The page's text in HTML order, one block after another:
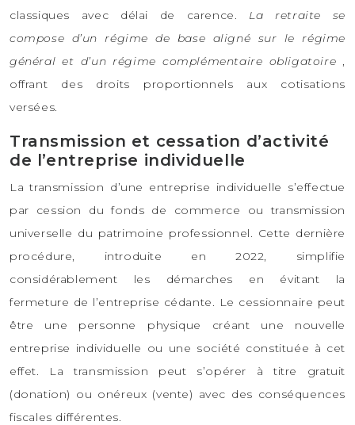
classiques avec délai de carence. La retraite se
compose d’un régime de base aligné sur le régime
général et d’un régime complémentaire obligatoire ,
offrant des droits proportionnels aux cotisations
versées.
Transmission et cessation d’activité
de l’entreprise individuelle
La transmission d’une entreprise individuelle s’effectue
par cession du fonds de commerce ou transmission
universelle du patrimoine professionnel. Cette dernière
procédure, introduite en 2022, simplifie
considérablement les démarches en évitant la
fermeture de l’entreprise cédante. Le cessionnaire peut
être une personne physique créant une nouvelle
entreprise individuelle ou une société constituée à cet
effet. La transmission peut s’opérer à titre gratuit
(donation) ou onéreux (vente) avec des conséquences
fiscales différentes.